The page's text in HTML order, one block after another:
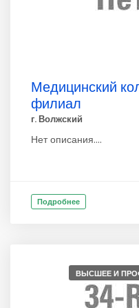
Медицинский
филиал
г. Волжский
Нет описания....
Подробнее
ВЫСШЕЕ И